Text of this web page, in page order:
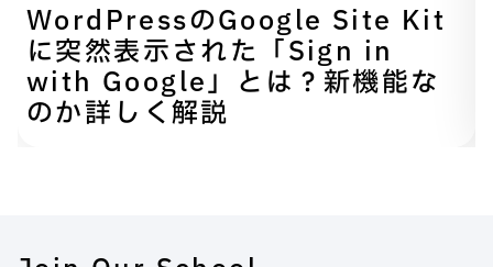
WordPressのGoogle Site Kit
に突然表示された「Sign in
with Google」とは？新機能な
のか詳しく解説